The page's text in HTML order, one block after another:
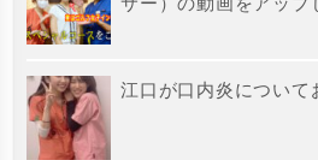
江口が口内炎について